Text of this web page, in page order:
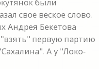
были
свое веское слово.
Андрея Бекетова
первую партию
А у "Локо-